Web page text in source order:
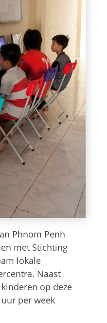
Phnom Penh
met Stichting
lokale
Naast
op deze
per week